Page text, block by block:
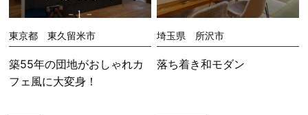
東京都 東久留米市
築55年の団地がおしゃれカ
フェ風に大変身！
埼玉県 所沢市
落ち着き和モダン